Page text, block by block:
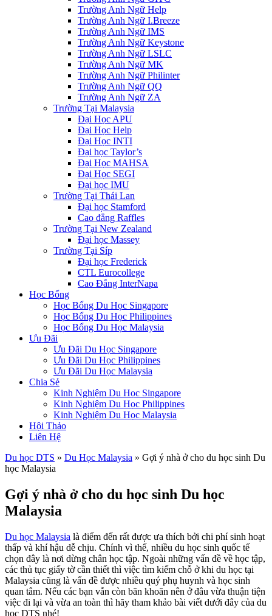
Trường Anh Ngữ Help
Trường Anh Ngữ I.Breeze
Trường Anh Ngữ IMS
Trường Anh Ngữ Keystone
Trường Anh Ngữ LSLC
Trường Anh Ngữ MK
Trường Anh Ngữ Philinter
Trường Anh Ngữ QQ
Trường Anh Ngữ ZA
Trường Tại Malaysia
Đại Học APU
Đại Học Help
Đại Học INTI
Đại học Taylor’s
Đại Học MAHSA
Đại Học SEGI
Đại học IMU
Trường Tại Thái Lan
Đại học Stamford
Cao đẳng Raffles
Trường Tại New Zealand
Đại học Massey
Trường Tại Síp
Đại học Frederick
CTL Eurocollege
Cao Đẳng InterNapa
Học Bổng
Học Bổng Du Học Singapore
Học Bổng Du Học Philippines
Học Bổng Du Học Malaysia
Ưu Đãi
Ưu Đãi Du Học Singapore
Ưu Đãi Du Học Philippines
Ưu Đãi Du Học Malaysia
Chia Sẻ
Kinh Nghiệm Du Học Singapore
Kinh Nghiệm Du Học Philippines
Kinh Nghiệm Du Học Malaysia
Hội Thảo
Liên Hệ
Du học DTS » Du Học Malaysia » Gợi ý nhà ở cho du học sinh Du
học Malaysia
Gợi ý nhà ở cho du học sinh Du học
Malaysia
Du học Malaysia là điểm đến rất được ưa thích bởi chi phí sinh hoạt
thấp và khí hậu dễ chịu. Chính vì thế, nhiều du học sinh quốc tế
chọn đây là nơi dừng chân học tập. Ngoài những vấn đề về học tập,
các thủ tục giấy tờ cần thiết thì việc tìm kiếm chỗ ở khi du học tại
Malaysia cũng là vấn đề được nhiều quý phụ huynh và học sinh
quan tâm. Nếu các bạn vẫn còn băn khoăn nên ở đâu vừa thuận tiện
việc đi lại và vừa an toàn thì hãy tham khảo bài viết dưới đây của du
học DTS nhé!